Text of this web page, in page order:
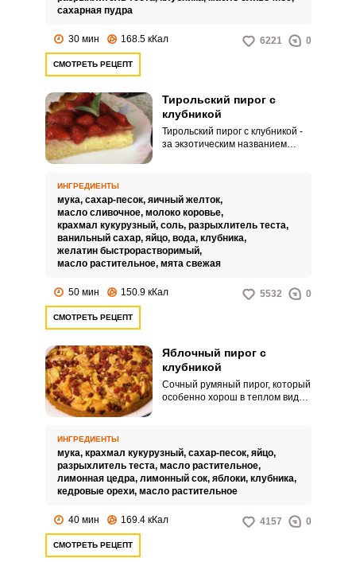
сахарная пудра
30 мин 168.5 кКал 6221 0
СМОТРЕТЬ РЕЦЕПТ
Тирольский пирог с
клубникой
Тирольский пирог с клубникой -
за экзотическим названием
сочными ягодами в желе на
поверхности. Это не только
очень вкусно, но и эффектно –
такой пирог без внимания точно
не останется, будь то семейное
чаепитие или застолье с
ИНГРЕДИЕНТЫ
мука, сахар-песок, яичный желток,
масло сливочное, молоко коровье,
крахмал кукурузный, соль, разрыхлитель теста,
ванильный сахар, яйцо, вода, клубника,
желатин быстрорастворимый,
масло растительное, мята свежая
50 мин 150.9 кКал 5532 0
СМОТРЕТЬ РЕЦЕПТ
Яблочный пирог с
клубникой
Сочный румяный пирог, который
особенно хорош в теплом виде.
ИНГРЕДИЕНТЫ
мука, крахмал кукурузный, сахар-песок, яйцо,
разрыхлитель теста, масло растительное,
лимонная цедра, лимонный сок, яблоки, клубника,
кедровые орехи, масло растительное
40 мин 169.4 кКал 4157 0
СМОТРЕТЬ РЕЦЕПТ